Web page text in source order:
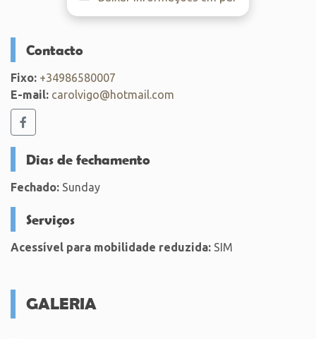
Contacto
Fixo: +34986580007
E-mail: carolvigo@hotmail.com
Dias de fechamento
Fechado: Sunday
Serviços
Acessível para mobilidade reduzida: SIM
GALERIA